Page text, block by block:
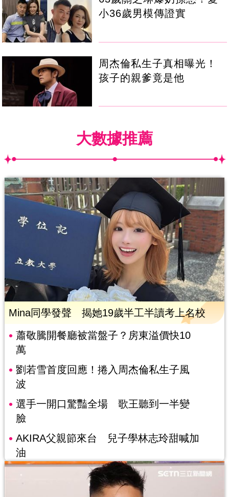
小36歲男模傳證實
周杰倫私生子真相曝光！
孩子的親爹竟是他
大數據推薦
Mina同學發聲 揭她19歲半工半讀考上名校
蕭敬騰開餐廳被當盤子？房東溢價快10
萬
劉若雪首度回應！捲入周杰倫私生子風
波
選手一開口驚豔全場 歌王聽到一半變
臉
AKIRA父親節來台 兒子學林志玲甜喊加
油